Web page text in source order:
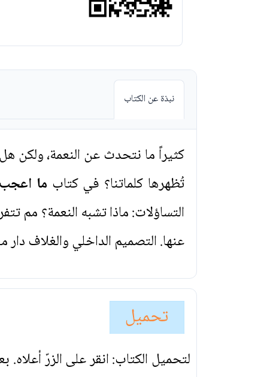
نبذة عن الكتاب
كثيراً ما نتحدث عن النعمة، ولكن
تُظهرها كلماتنا؟ في كتاب ما
التساؤلات: ماذا تشبه النعمة؟ مم
عنها. التصميم الداخلي والغلاف دار
تحميل
لتحميل الكتاب: انقر على الزرّ